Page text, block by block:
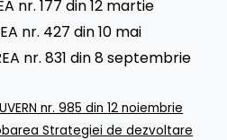
nr. 177 din 12 martie
nr. 427 din 10 mai
nr. 831 din 8 septembrie
nr. 985 din 12 noiembrie
Strategiei de dezvoltare